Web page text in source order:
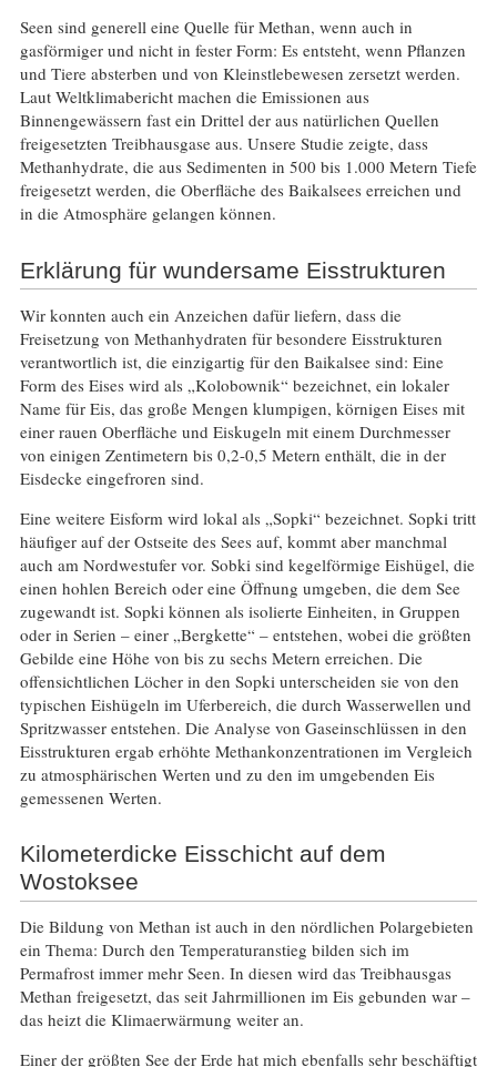
Seen sind generell eine Quelle für Methan, wenn auch in
gasförmiger und nicht in fester Form: Es entsteht, wenn Pflanzen
und Tiere absterben und von Kleinstlebewesen zersetzt werden.
Laut Weltklimabericht machen die Emissionen aus
Binnengewässern fast ein Drittel der aus natürlichen Quellen
freigesetzten Treibhausgase aus. Unsere Studie zeigte, dass
Methanhydrate, die aus Sedimenten in 500 bis 1.000 Metern Tiefe
freigesetzt werden, die Oberfläche des Baikalsees erreichen und
in die Atmosphäre gelangen können.
Erklärung für wundersame Eisstrukturen
Wir konnten auch ein Anzeichen dafür liefern, dass die
Freisetzung von Methanhydraten für besondere Eisstrukturen
verantwortlich ist, die einzigartig für den Baikalsee sind: Eine
Form des Eises wird als „Kolobownik“ bezeichnet, ein lokaler
Name für Eis, das große Mengen klumpigen, körnigen Eises mit
einer rauen Oberfläche und Eiskugeln mit einem Durchmesser
von einigen Zentimetern bis 0,2-0,5 Metern enthält, die in der
Eisdecke eingefroren sind.
Eine weitere Eisform wird lokal als „Sopki“ bezeichnet. Sopki tritt
häufiger auf der Ostseite des Sees auf, kommt aber manchmal
auch am Nordwestufer vor. Sobki sind kegelförmige Eishügel, die
einen hohlen Bereich oder eine Öffnung umgeben, die dem See
zugewandt ist. Sopki können als isolierte Einheiten, in Gruppen
oder in Serien – einer „Bergkette“ – entstehen, wobei die größten
Gebilde eine Höhe von bis zu sechs Metern erreichen. Die
offensichtlichen Löcher in den Sopki unterscheiden sie von den
typischen Eishügeln im Uferbereich, die durch Wasserwellen und
Spritzwasser entstehen. Die Analyse von Gaseinschlüssen in den
Eisstrukturen ergab erhöhte Methankonzentrationen im Vergleich
zu atmosphärischen Werten und zu den im umgebenden Eis
gemessenen Werten.
Kilometerdicke Eisschicht auf dem
Wostoksee
Die Bildung von Methan ist auch in den nördlichen Polargebieten
ein Thema: Durch den Temperaturanstieg bilden sich im
Permafrost immer mehr Seen. In diesen wird das Treibhausgas
Methan freigesetzt, das seit Jahrmillionen im Eis gebunden war –
das heizt die Klimaerwärmung weiter an.
Einer der größten See der Erde hat mich ebenfalls sehr beschäftigt